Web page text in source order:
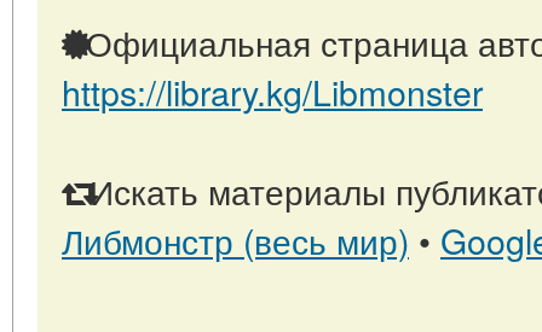
Официальная страница
https://library.kg/Libmonster
Искать материалы
Либмонстр (весь мир) •